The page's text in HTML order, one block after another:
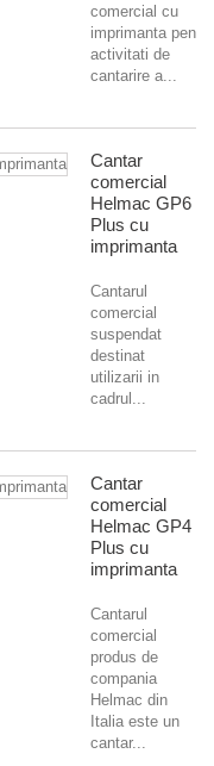
comercial cu
imprimanta pentru
activitati de
cantarire a...
Cantar
comercial
Helmac GP6
Plus cu
imprimanta
Cantarul
comercial
suspendat
destinat
utilizarii in
cadrul...
Cantar
comercial
Helmac GP4
Plus cu
imprimanta
Cantarul
comercial
produs de
compania
Helmac din
Italia este un
cantar...